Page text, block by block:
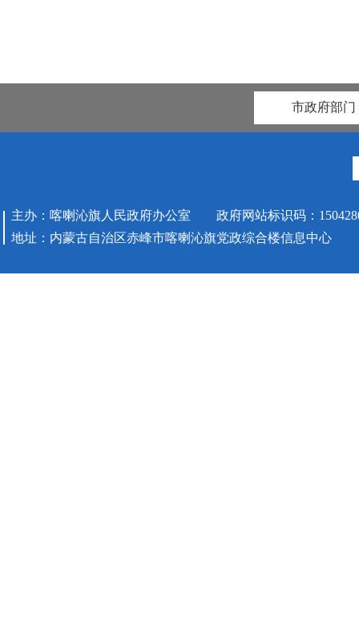
市政府部门
主办：喀喇沁旗人民政府办公室 政府网站标识码：
地址：内蒙古自治区赤峰市喀喇沁旗党政综合楼信息中心